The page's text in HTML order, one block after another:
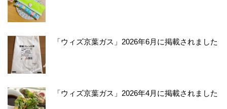
「ウィズ京葉ガス」2026年6月に掲載されました
「ウィズ京葉ガス」2026年4月に掲載されました